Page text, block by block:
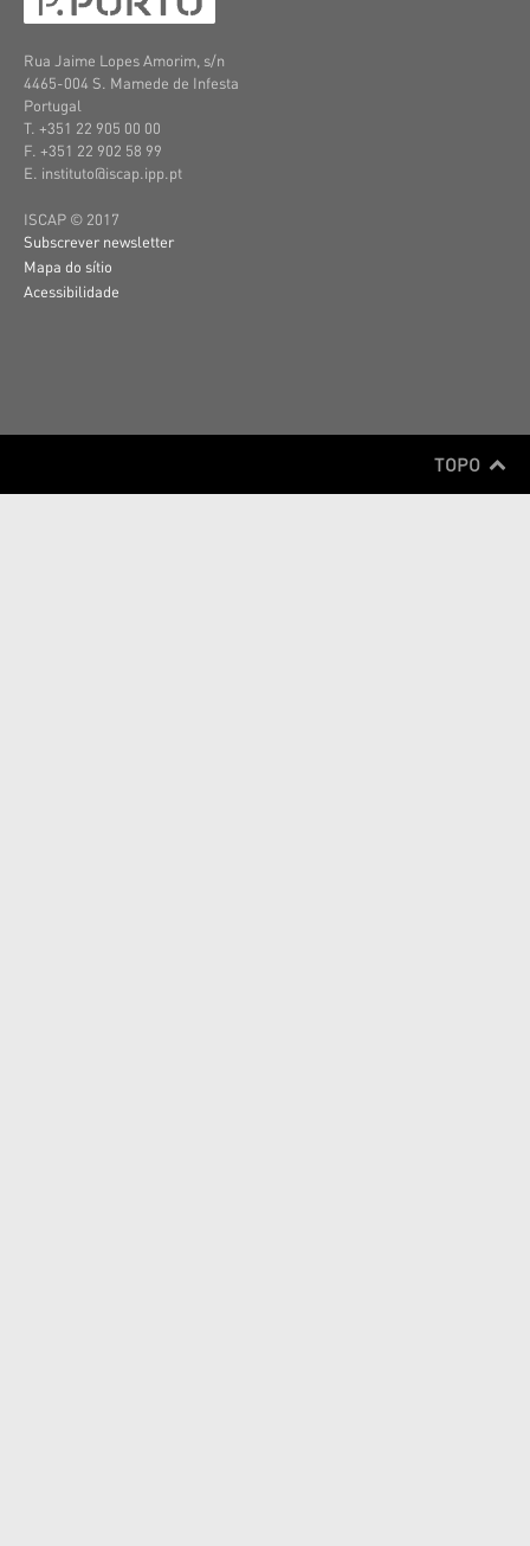
Rua Jaime Lopes Amorim, s/n
4465-004 S. Mamede de Infesta
Portugal
T. +351 22 905 00 00
F. +351 22 902 58 99
E. instituto@iscap.ipp.pt
ISCAP © 2017
Subscrever newsletter
Mapa do sítio
Acessibilidade
TOPO